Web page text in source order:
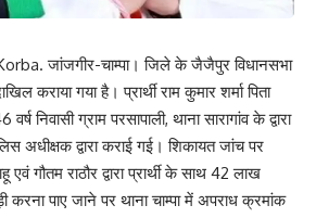
जांजगीर-चाम्पा। जिले के जैजैपुर विधानसभा
कराया गया है। प्रार्थी राम कुमार शर्मा पिता
निवासी ग्राम परसापाली, थाना सारागांव के द्वारा
अधीक्षक द्वारा कराई गई। शिकायत जांच पर
एवं गौतम राठौर द्वारा प्रार्थी के साथ 42 लाख
पाए जाने पर थाना चाम्पा में अपराध क्रमांक